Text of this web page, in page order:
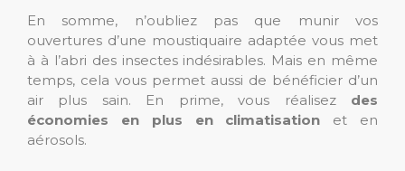
En somme, n’oubliez pas que munir vos
ouvertures d’une moustiquaire adaptée vous met
à à l’abri des insectes indésirables. Mais en même
temps, cela vous permet aussi de bénéficier d’un
air plus sain. En prime, vous réalisez des
économies en plus en climatisation et en
aérosols.